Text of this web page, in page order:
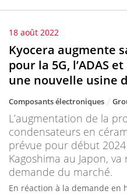
18 août 2022
Kyocera augmente
pour la 5G, l’ADAS
une nouvelle usine
Composants électroniques
L’augmentation de la
condensateurs en
prévue pour début
Kagoshima au Japon,
demande du marché.
En réaction à la demande en